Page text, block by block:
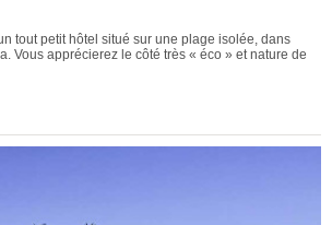
tout petit hôtel situé sur une plage isolée, dans
Vous apprécierez le côté très « éco » et nature de